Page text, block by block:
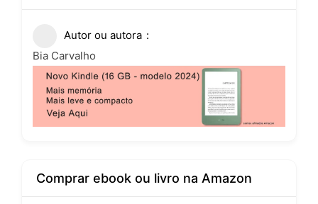
Autor ou autora
Bia Carvalho
Comprar ebook ou livro na Amazon